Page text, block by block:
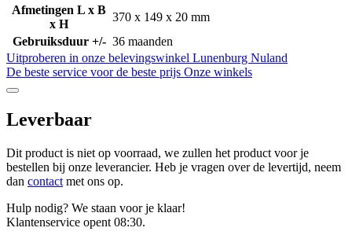
Afmetingen L x B
x H
370 x 149 x 20 mm
Gebruiksduur +/- 36 maanden
Uitproberen in onze belevingswinkel Lunenburg Nuland
De beste service voor de beste prijs Onze winkels
Leverbaar
Dit product is niet op voorraad, we zullen het product voor je
bestellen bij onze leverancier. Heb je vragen over de levertijd, neem
dan contact met ons op.
Hulp nodig? We staan voor je klaar!
Klantenservice opent 08:30.